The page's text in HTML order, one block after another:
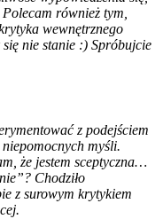
również tym,
wewnętrznego
nie stanie :) Spróbujcie
z podejściem
myśli.
że jestem sceptyczna…
Chodziło
z surowym krytykiem